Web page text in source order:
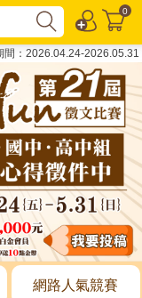
0
間：2026.04.24-2026.05.31
網路人氣競賽